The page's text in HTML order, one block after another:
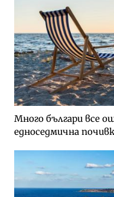
Много българи все
едноседмична